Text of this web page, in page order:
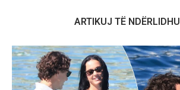
ARTIKUJ TË